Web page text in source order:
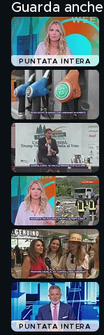
Guarda anche
PUNTATA INTERA
PUNTATA INTERA